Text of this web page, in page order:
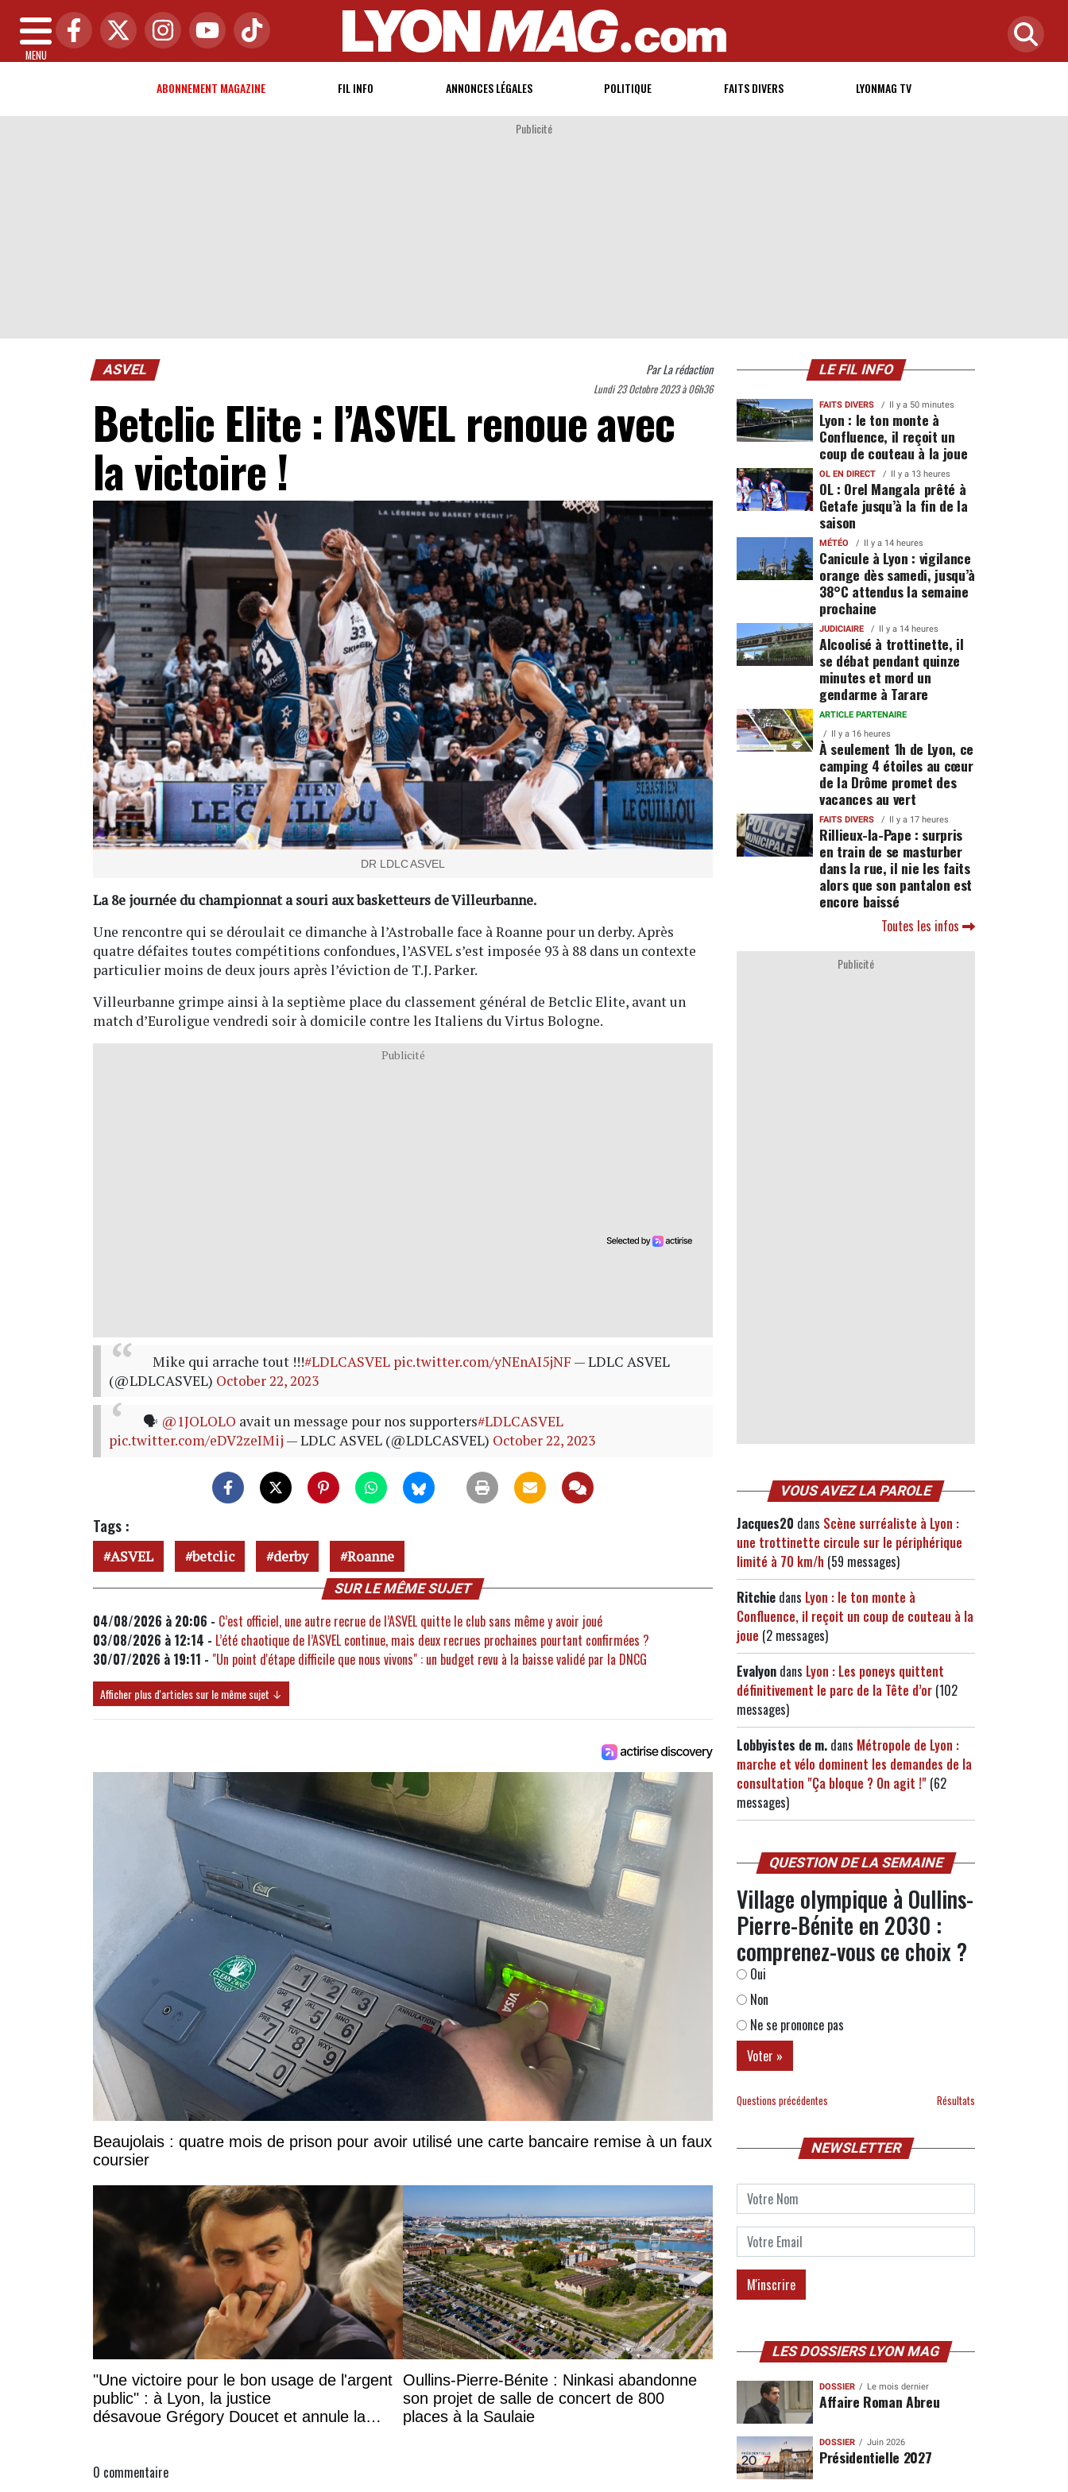
MENU
ABONNEMENT MAGAZINE FIL INFO ANNONCES LÉGALES POLITIQUE FAITS DIVERS LYONMAG TV
Publicité
ASVEL ParLa rédaction
Lundi 23 Octobre 2023 à 06h36
Betclic Elite : l’ASVEL renoue avec
la victoire !
DR LDLC ASVEL
La 8e journée du championnat a souri aux basketteurs de Villeurbanne.
Une rencontre qui se déroulait ce dimanche à l’Astroballe face à Roanne pour un derby. Après
quatre défaites toutes compétitions confondues, l’ASVEL s’est imposée 93 à 88 dans un contexte
particulier moins de deux jours après l’éviction de T.J. Parker.
Villeurbanne grimpe ainsi à la septième place du classement général de Betclic Elite, avant un
match d’Euroligue vendredi soir à domicile contre les Italiens du Virtus Bologne.
Publicité
Mike qui arrache tout !!!#LDLCASVEL pic.twitter.com/yNEnAI5jNF — LDLC ASVEL
(@LDLCASVEL) October 22, 2023
🗣️ @1JOLOLO avait un message pour nos supporters#LDLCASVEL
pic.twitter.com/eDV2zeIMij — LDLC ASVEL (@LDLCASVEL) October 22, 2023
Tags :
ASVEL betclic derby Roanne
SUR LE MÊME SUJET
04/08/2026 à 20:06 - C’est officiel, une autre recrue de l’ASVEL quitte le club sans même y avoir joué
03/08/2026 à 12:14 - L’été chaotique de l’ASVEL continue, mais deux recrues prochaines pourtant confirmées ?
30/07/2026 à 19:11 - "Un point d'étape difficile que nous vivons" : un budget revu à la baisse validé par la DNCG
Afficher plus d'articles sur le même sujet ↓
Beaujolais : quatre mois de prison pour avoir utilisé une carte bancaire remise à un faux
coursier
"Une victoire pour le bon usage de l'argent
public" : à Lyon, la justice
désavoue Grégory Doucet et annule la
Oullins-Pierre-Bénite : Ninkasi abandonne
son projet de salle de concert de 800
places à la Saulaie
0 commentaire
LE FIL INFO
FAITS DIVERS Il y a 50 minutes
Lyon : le ton monte à
Confluence, il reçoit un
coup de couteau à la joue
OL EN DIRECT Il y a 13 heures
OL : Orel Mangala prêté à
Getafe jusqu’à la fin de la
saison
MÉTÉO Il y a 14 heures
Canicule à Lyon : vigilance
orange dès samedi, jusqu’à
38°C attendus la semaine
prochaine
JUDICIAIRE Il y a 14 heures
Alcoolisé à trottinette, il
se débat pendant quinze
minutes et mord un
gendarme à Tarare
ARTICLE PARTENAIRE
Il y a 16 heures
À seulement 1h de Lyon, ce
camping 4 étoiles au cœur
de la Drôme promet des
vacances au vert
FAITS DIVERS Il y a 17 heures
Rillieux-la-Pape : surpris
en train de se masturber
dans la rue, il nie les faits
alors que son pantalon est
encore baissé
Toutes les infos
Publicité
VOUS AVEZ LA PAROLE
Jacques20 dans Scène surréaliste à Lyon :
une trottinette circule sur le périphérique
limité à 70 km/h (59 messages)
Ritchie dans Lyon : le ton monte à
Confluence, il reçoit un coup de couteau à la
joue (2 messages)
Evalyon dans Lyon : Les poneys quittent
définitivement le parc de la Tête d’or (102
messages)
Lobbyistes de m. dans Métropole de Lyon :
marche et vélo dominent les demandes de la
consultation "Ça bloque ? On agit !" (62
messages)
QUESTION DE LA SEMAINE
Village olympique à Oullins-
Pierre-Bénite en 2030 :
comprenez-vous ce choix ?
Oui
Non
Ne se prononce pas
Questions précédentes Résultats
NEWSLETTER
LES DOSSIERS LYON MAG
DOSSIER Le mois dernier
Affaire Roman Abreu
DOSSIER Juin 2026
Présidentielle 2027